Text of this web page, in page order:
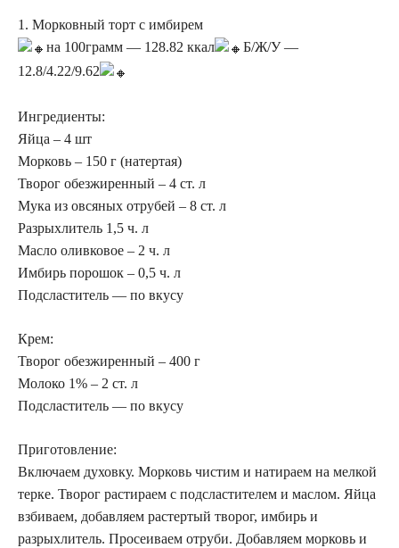
1. Морковный торт с имбирем
на 100грамм — 128.82 ккал
Б/Ж/У —
12.8/4.22/9.62
Ингредиенты:
Яйца – 4 шт
Морковь – 150 г (натертая)
Творог обезжиренный – 4 ст. л
Мука из овсяных отрубей – 8 ст. л
Разрыхлитель 1,5 ч. л
Масло оливковое – 2 ч. л
Имбирь порошок – 0,5 ч. л
Подсластитель — по вкусу
Крем:
Творог обезжиренный – 400 г
Молоко 1% – 2 ст. л
Подсластитель — по вкусу
Приготовление:
Включаем духовку. Морковь чистим и натираем на мелкой
терке. Творог растираем с подсластителем и маслом. Яйца
взбиваем, добавляем растертый творог, имбирь и
разрыхлитель. Просеиваем отруби. Добавляем морковь и